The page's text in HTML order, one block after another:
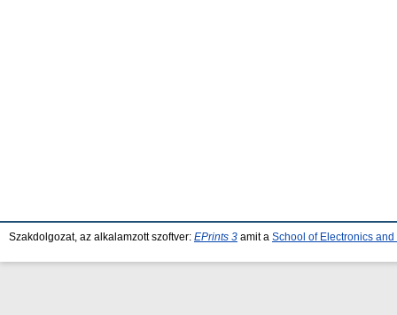
Szakdolgozat, az alkalamzott szoftver: EPrints 3 amit a School of Electronics